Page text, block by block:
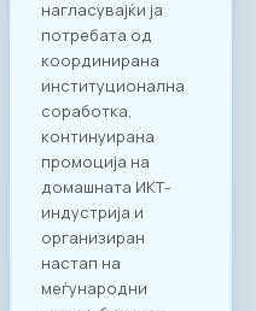
Агенда
Регистрација и
Matchmaking
Учеството на
„Digital Bridge &
Business ICT Forum
2026“ нуди
стратешка можност
за македонските
компании да
остварат директен
контакт со повеќе